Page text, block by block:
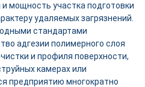
мощность участка подготовки
удаляемых загрязнений.
стандартами
адгезии полимерного слоя
и профиля поверхности,
камерах или
предприятию многократно